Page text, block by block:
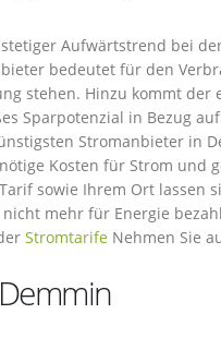
Aufwärtstrend bei
bedeutet für den
stehen. Hinzu kommt
Sparpotenzial in Bezug
Stromanbieter in
Kosten für Strom und
sowie Ihrem Ort lassen
mehr für Energie
Stromtarife Nehmen Sie